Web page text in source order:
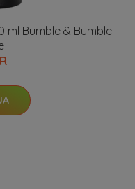
ml Bumble & Bumble